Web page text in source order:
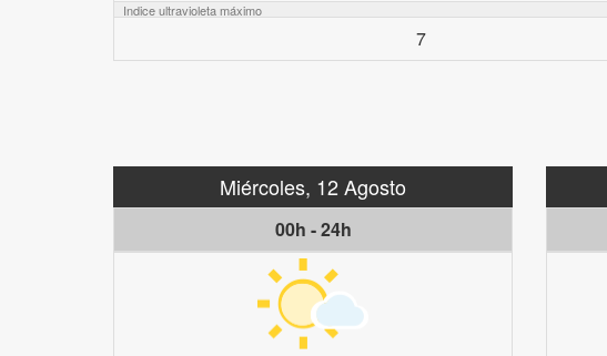
Indice ultravioleta máximo
7
Miércoles, 12 Agosto
00h - 24h